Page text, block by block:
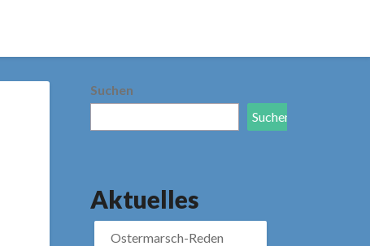
Suchen
Suchen
Aktuelles
Ostermarsch-Reden